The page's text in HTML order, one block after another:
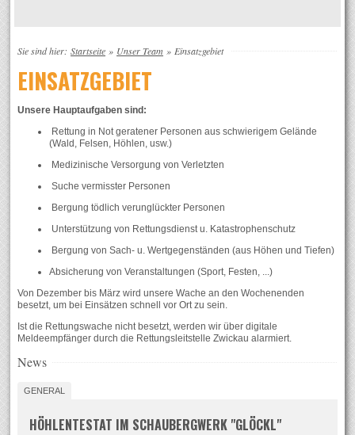
Sie sind hier:Startseite » Unser Team » Einsatzgebiet
EINSATZGEBIET
Unsere Hauptaufgaben sind:
Rettung in Not geratener Personen aus schwierigem Gelände
(Wald, Felsen, Höhlen, usw.)
Medizinische Versorgung von Verletzten
Suche vermisster Personen
Bergung tödlich verunglückter Personen
Unterstützung von Rettungsdienst u. Katastrophenschutz
Bergung von Sach- u. Wertgegenständen (aus Höhen und Tiefen)
Absicherung von Veranstaltungen (Sport, Festen, ...)
Von Dezember bis März wird unsere Wache an den Wochenenden
besetzt, um bei Einsätzen schnell vor Ort zu sein.
Ist die Rettungswache nicht besetzt, werden wir über digitale
Meldeempfänger durch die Rettungsleitstelle Zwickau alarmiert.
News
GENERAL
HÖHLENTESTAT IM SCHAUBERGWERK "GLÖCKL"